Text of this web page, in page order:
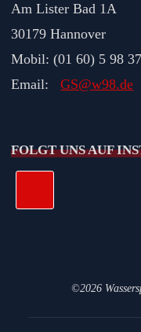
Am Lister Bad 1A
30179 Hannover
Mobil: (01 60) 5 98
Email:GS@w98.de
FOLGT UNS AUF
©2026